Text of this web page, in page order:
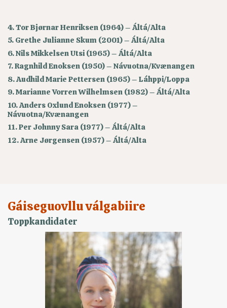
4. Tor Bjørnar Henriksen (1964) – Áltá/Alta
5. Grethe Julianne Skum (2001) – Áltá/Alta
6. Nils Mikkelsen Utsi (1965) – Áltá/Alta
7. Ragnhild Enoksen (1950) – Návuotna/Kvænangen
8. Audhild Marie Pettersen (1965) – Láhppi/Loppa
9. Marianne Vorren Wilhelmsen (1982) – Áltá/Alta
10. Anders Oxlund Enoksen (1977) –
Návuotna/Kvænangen
11. Per Johnny Sara (1977) – Áltá/Alta
12. Arne Jørgensen (1957) – Áltá/Alta
Gáiseguovllu válgabiire
Toppkandidater